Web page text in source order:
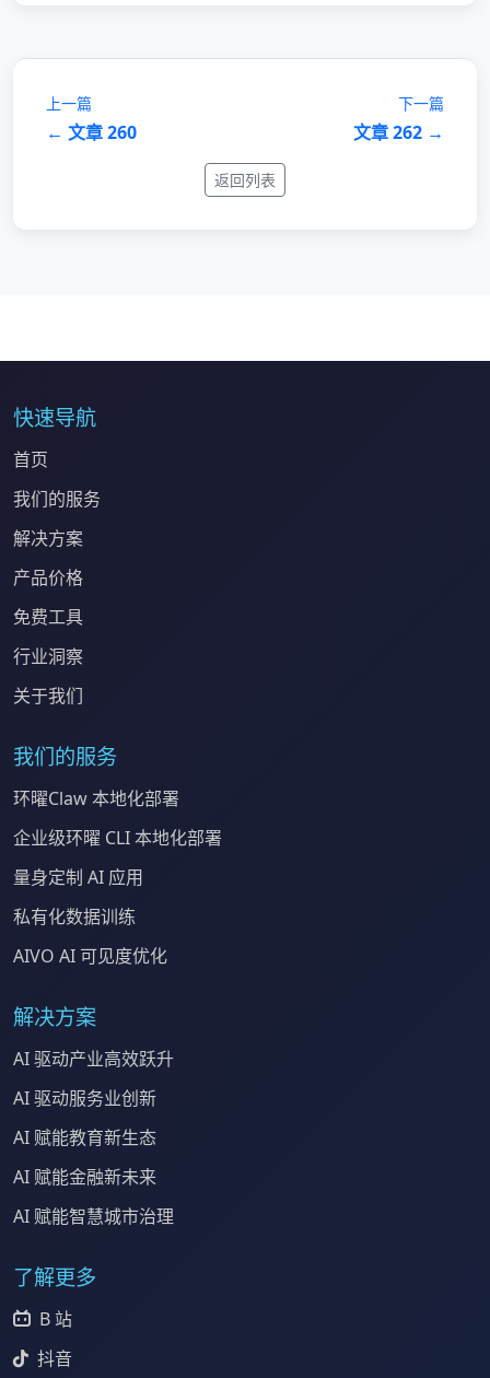
上一篇
← 文章 260
下一篇
文章 262 →
返回列表
快速导航
首页
我们的服务
解决方案
产品价格
免费工具
行业洞察
关于我们
我们的服务
环曜Claw 本地化部署
企业级环曜 CLI 本地化部署
量身定制 AI 应用
私有化数据训练
AIVO AI 可见度优化
解决方案
AI 驱动产业高效跃升
AI 驱动服务业创新
AI 赋能教育新生态
AI 赋能金融新未来
AI 赋能智慧城市治理
了解更多
B 站
抖音